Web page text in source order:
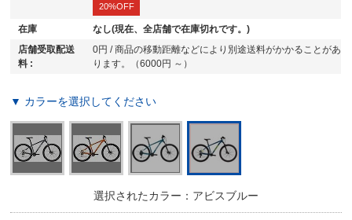
20%OFF
在庫
なし(現在、全店舗で在庫切れです。)
店舗受取配送
料 :
0円 / 商品の移動距離などにより別途送料がかかることがあ
ります。（6000円 ～）
▼ カラーを選択してください
選択されたカラー：アビスブルー